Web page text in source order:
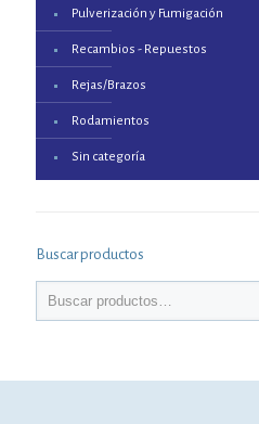
Pulverización y Fumigación
Recambios - Repuestos
Rejas/Brazos
Rodamientos
Sin categoría
Buscar productos